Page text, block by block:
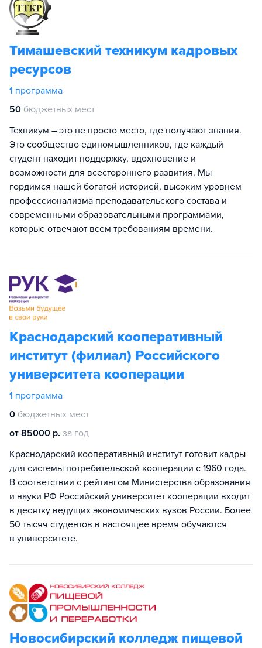
Тимашевский техникум кадровых
ресурсов
1 программа
50 бюджетных мест
Техникум – это не просто место, где получают знания.
Это сообщество единомышленников, где каждый
студент находит поддержку, вдохновение и
возможности для всестороннего развития. Мы
гордимся нашей богатой историей, высоким уровнем
профессионализма преподавательского состава и
современными образовательными программами,
которые отвечают всем требованиям времени.
Краснодарский кооперативный
институт (филиал) Российского
университета кооперации
1 программа
0 бюджетных мест
от 85000 р. за год
Краснодарский кооперативный институт готовит кадры
для системы потребительской кооперации с 1960 года.
В соответствии с рейтингом Министерства образования
и науки РФ Российский университет кооперации входит
в десятку ведущих экономических вузов России. Более
50 тысяч студентов в настоящее время обучаются
в университете.
Новосибирский колледж пищевой